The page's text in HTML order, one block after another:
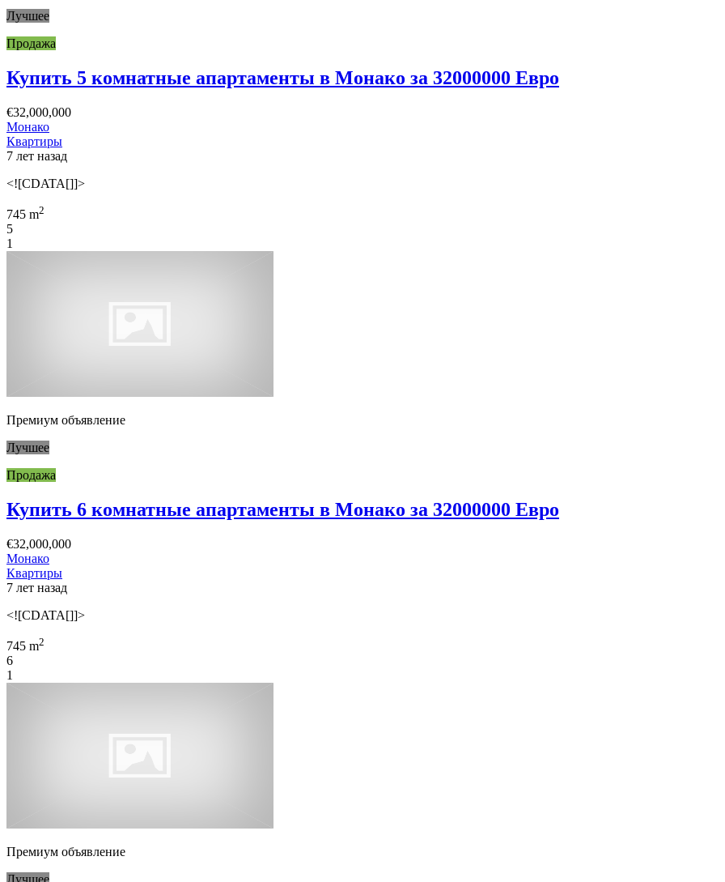
Лучшее
Продажа
Купить 5 комнатные апартаменты в Монако за 32000000 Евро
€32,000,000
Монако
Квартиры
7 лет назад
<![CDATA[]]>
745 m2
5
1
Премиум объявление
Лучшее
Продажа
Купить 6 комнатные апартаменты в Монако за 32000000 Евро
€32,000,000
Монако
Квартиры
7 лет назад
<![CDATA[]]>
745 m2
6
1
Премиум объявление